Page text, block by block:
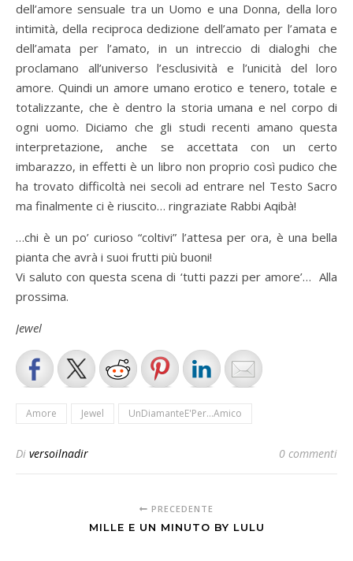
dell’amore sensuale tra un Uomo e una Donna, della loro
intimità, della reciproca dedizione dell’amato per l’amata e
dell’amata per l’amato, in un intreccio di dialoghi che
proclamano all’universo l’esclusività e l’unicità del loro
amore. Quindi un amore umano erotico e tenero, totale e
totalizzante, che è dentro la storia umana e nel corpo di
ogni uomo. Diciamo che gli studi recenti amano questa
interpretazione, anche se accettata con un certo
imbarazzo, in effetti è un libro non proprio così pudico che
ha trovato difficoltà nei secoli ad entrare nel Testo Sacro
ma finalmente ci è riuscito… ringraziate Rabbi Aqibà!
…chi è un po’ curioso “coltivi” l’attesa per ora, è una bella
pianta che avrà i suoi frutti più buoni!
Vi saluto con questa scena di ‘tutti pazzi per amore’… Alla
prossima.
Jewel
Amore Jewel UnDiamanteE'Per...Amico
Di versoilnadir 0 commenti
PRECEDENTE
MILLE E UN MINUTO BY LULU